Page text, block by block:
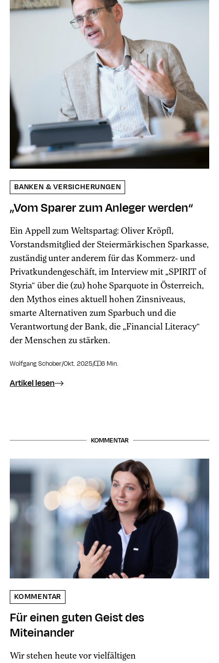
BANKEN & VERSICHERUNGEN
„Vom Sparer zum Anleger werden“
Ein Appell zum Weltspartag: Oliver Kröpfl,
Vorstandsmitglied der Steiermärkischen Sparkasse,
zuständig unter anderem für das Kommerz- und
Privatkundengeschäft, im Interview mit „SPIRIT of
Styria“ über die (zu) hohe Sparquote in Österreich,
den Mythos eines aktuell hohen Zins­niveaus,
smarte Alternativen zum Sparbuch und die
Verantwortung der Bank, die „Financial Literacy“
der Menschen zu stärken.
Wolfgang Schober/Okt. 2025/ 6 Min.
Artikel lesen
KOMMENTAR
KOMMENTAR
Für einen guten Geist des
Miteinander
Wir stehen heute vor vielfältigen